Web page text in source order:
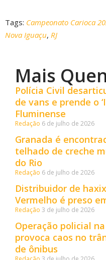
Tags: Campeonato Carioca
Nova Iguaçu, RJ
Mais
Polícia Civil
de vans e prende o
Fluminense
Redação 6 de julho de 2026
Granada é
telhado de creche
do Rio
Redação 6 de julho de 2026
Distribuidor de
Vermelho é preso
Redação 3 de julho de 2026
Operação policial
provoca caos no
de ônibus